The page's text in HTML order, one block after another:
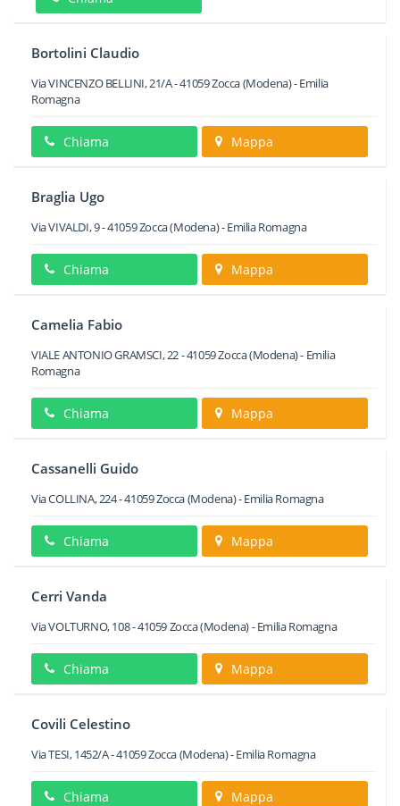
Bortolini Claudio
Via VINCENZO BELLINI, 21/A-41059Zocca(Modena) -Emilia
Romagna
Chiama Mappa
Braglia Ugo
Via VIVALDI, 9-41059Zocca(Modena) -Emilia Romagna
Chiama Mappa
Camelia Fabio
VIALE ANTONIO GRAMSCI, 22-41059Zocca(Modena) - Emilia
Romagna
Chiama Mappa
Cassanelli Guido
Via COLLINA, 224-41059Zocca(Modena) -Emilia Romagna
Chiama Mappa
Cerri Vanda
Via VOLTURNO, 108-41059Zocca(Modena) -Emilia Romagna
Chiama Mappa
Covili Celestino
Via TESI, 1452/A-41059Zocca(Modena) -Emilia Romagna
Chiama Mappa